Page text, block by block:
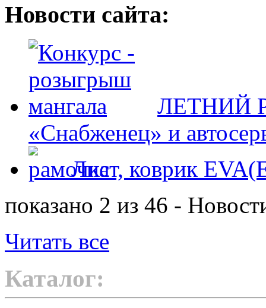
Новости сайта:
ЛЕТНИЙ
«Снабженец» и
Лист, коврик
показано 2 из 46 -
Читать все
Каталог: